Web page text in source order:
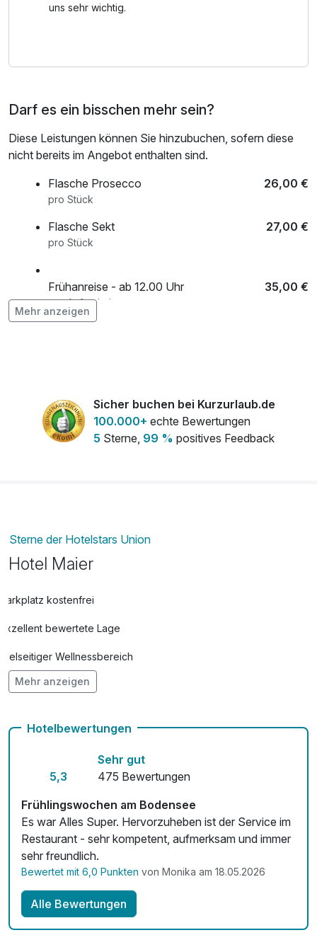
Fürstentums präsentiert.
Genießen Sie zudem die ausgezeichnete Kulinarik in
unserer Speiserei unter der Leitung von Philipp Heid, die
Slow Food und regionale Produkte in den Fokus stellt.
Buchen Sie jetzt und starten Sie Ihr unvergessliches
uns sehr wichtig.
Darf es ein bisschen mehr sein?
Diese Leistungen können Sie hinzubuchen, sofern diese
nicht bereits im Angebot enthalten sind.
Flasche Prosecco
26,00 €
pro Stück
Flasche Sekt 27,00 €
pro Stück
Frühanreise - ab 12.00 Uhr 35,00 €
pro Aufenthalt
pro Zimmer
Mehr anzeigen
Sicher buchen bei Kurzurlaub.de
100.000+ echte Bewertungen
5 Sterne, 99 % positives Feedback
Sterne der Hotelstars Union
Hotel Maier
Parkplatz kostenfrei
Exzellent bewertete Lage
Vielseitiger Wellnessbereich
Hunde im Hotel nicht erlaubt
Zimmerservice verfügbar
Mit Hotelbar
Mehr anzeigen
Hotelbewertungen
5,3
Sehr gut
475 Bewertungen
Frühlingswochen am Bodensee
Es war Alles Super. Hervorzuheben ist der Service im
Restaurant - sehr kompetent, aufmerksam und immer
sehr freundlich.
Bewertet mit 6,0 Punkten von Monika am 18.05.2026
Alle Bewertungen